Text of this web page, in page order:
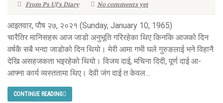
From Ps UJ's Diary
No comments yet
आइतवार, पौष २७, २०२१ (Sunday, January 10, 1965)
चारैतिर मानिसहरू आज जाडो अनुभूति गरिरहेका थिए किनकि आजको दिन
वर्षकै सबै भन्दा जाडोको दिन थियो। मेरी आमा गभी घले गुरुङलाई भने विहानै
देखि असहजकता भइरहेको थियो। विजय दाई, मचिना दिदी, पूर्ण दाई आ-
आफ्ना कार्य व्यस्ततामा थिए। देवी जंग दाई त केवल...
CONTINUE READING